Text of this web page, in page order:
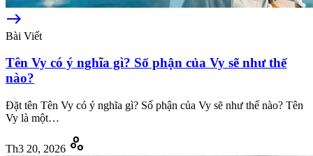
east
Bài Viết
Tên Vy có ý nghĩa gì? Số phận của Vy sẽ như thế
nào?
Đặt tên Tên Vy có ý nghĩa gì? Số phận của Vy sẽ như thế nào? Tên
Vy là một…
Th3 20, 2026 scatter_plot